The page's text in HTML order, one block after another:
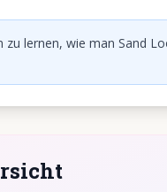
lernen, wie man Sand